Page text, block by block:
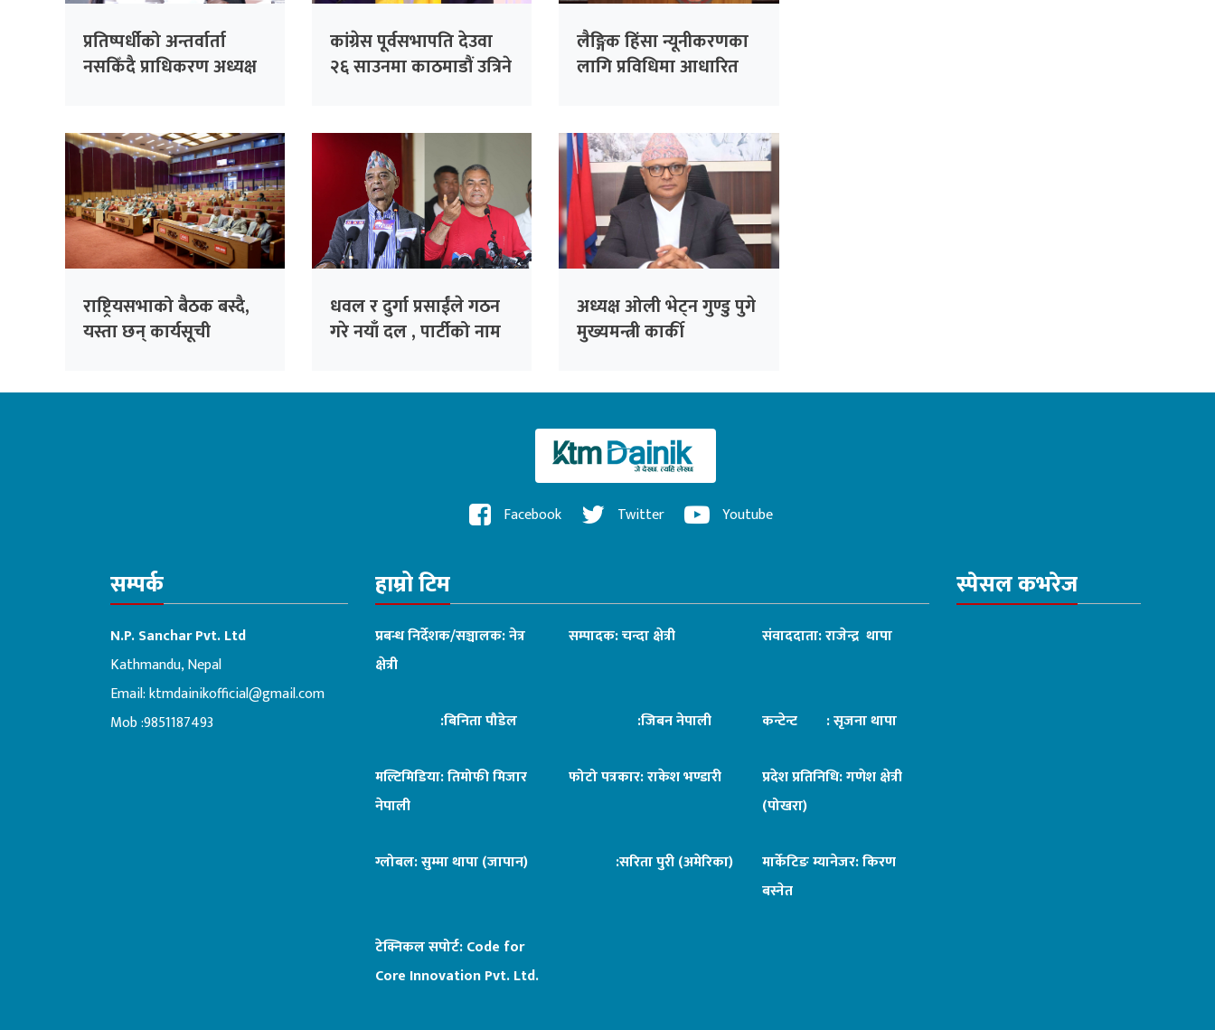
प्रतिष्पर्धीको अन्तर्वार्ता
नसकिँदै प्राधिकरण अध्यक्ष
कांग्रेस पूर्वसभापति देउवा
२६ साउनमा काठमाडौं उत्रिने
लैङ्गिक हिंसा न्यूनीकरणका
लागि प्रविधिमा आधारित
राष्ट्रियसभाको बैठक बस्दै,
यस्ता छन् कार्यसूची
धवल र दुर्गा प्रसाईंले गठन
गरे नयाँ दल , पार्टीको नाम
अध्यक्ष ओली भेट्न गुण्डु पुगे
मुख्यमन्त्री कार्की
Facebook Twitter Youtube
सम्पर्क
N.P. Sanchar Pvt. Ltd
Kathmandu, Nepal
Email:ktmdainikofficial@gmail.com
Mob :9851187493
हाम्रो टिम
प्रबन्ध निर्देशक/सञ्चालक: नेत्र
क्षेत्री
सम्पादक: चन्दा क्षेत्री संवाददाता: राजेन्द्र थापा
:बिनिता पौडेल :जिबन नेपाली कन्टेन्ट : सृजना थापा
मल्टिमिडिया: तिमोफी मिजार
नेपाली
फोटो पत्रकार: राकेश भण्डारी
प्रदेश प्रतिनिधि: गणेश क्षेत्री
(पोखरा)
ग्लोबल: सुम्मा थापा (जापान) :सरिता पुरी (अमेरिका)
मार्केटिङ म्यानेजर: किरण
बस्नेत
टेक्निकल सपोर्ट:Code for
Core Innovation Pvt. Ltd.
स्पेसल कभरेज